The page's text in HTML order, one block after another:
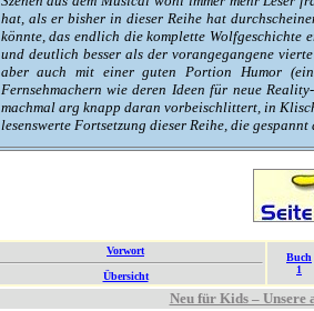
hat, als er bisher in dieser Reihe hat
könnte, das endlich die komplette Wolfgeschichte
und deutlich besser als der vorangegangene
aber auch mit einer guten Portion Humor
Fernsehmachern wie deren Ideen für neue
machmal arg knapp daran vorbeischlittert, in
lesenswerte Fortsetzung dieser Reihe, die
Vorwort
Übersicht
Buch
1
Neu für Kids – Unsere